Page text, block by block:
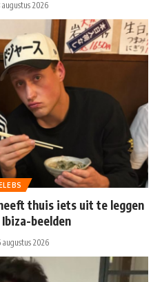
augustus 2026
thuis iets uit te leggen
beelden
augustus 2026